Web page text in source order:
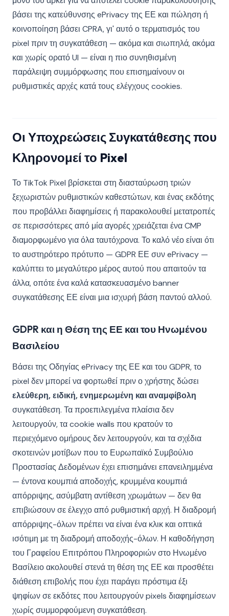
βάσει της κατεύθυνσης ePrivacy της ΕΕ και πώληση ή
κοινοποίηση βάσει CPRA, γι' αυτό ο τερματισμός του
pixel πριν τη συγκατάθεση — ακόμα και σιωπηλά, ακόμα
και χωρίς ορατό UI — είναι η πιο συνηθισμένη
παράλειψη συμμόρφωσης που επισημαίνουν οι
ρυθμιστικές αρχές κατά τους ελέγχους cookies.
Οι Υποχρεώσεις Συγκατάθεσης που
Κληρονομεί το Pixel
Το TikTok Pixel βρίσκεται στη διασταύρωση τριών
ξεχωριστών ρυθμιστικών καθεστώτων, και ένας εκδότης
που προβάλλει διαφημίσεις ή παρακολουθεί μετατροπές
σε περισσότερες από μία αγορές χρειάζεται ένα CMP
διαμορφωμένο για όλα ταυτόχρονα. Το καλό νέο είναι ότι
το αυστηρότερο πρότυπο — GDPR ΕΕ συν ePrivacy —
καλύπτει το μεγαλύτερο μέρος αυτού που απαιτούν τα
άλλα, οπότε ένα καλά κατασκευασμένο banner
συγκατάθεσης ΕΕ είναι μια ισχυρή βάση παντού αλλού.
GDPR και η Θέση της ΕΕ και του Ηνωμένου
Βασιλείου
Βάσει της Οδηγίας ePrivacy της ΕΕ και του GDPR, το
pixel δεν μπορεί να φορτωθεί πριν ο χρήστης δώσει
ελεύθερη, ειδική, ενημερωμένη και αναμφίβολη
συγκατάθεση. Τα προεπιλεγμένα πλαίσια δεν
λειτουργούν, τα cookie walls που κρατούν το
περιεχόμενο ομήρους δεν λειτουργούν, και τα σχέδια
σκοτεινών μοτίβων που το Ευρωπαϊκό Συμβούλιο
Προστασίας Δεδομένων έχει επισημάνει επανειλημμένα
— έντονα κουμπιά αποδοχής, κρυμμένα κουμπιά
απόρριψης, ασύμβατη αντίθεση χρωμάτων — δεν θα
επιβιώσουν σε έλεγχο από ρυθμιστική αρχή. Η διαδρομή
απόρριψης-όλων πρέπει να είναι ένα κλικ και οπτικά
ισότιμη με τη διαδρομή αποδοχής-όλων. Η καθοδήγηση
του Γραφείου Επιτρόπου Πληροφοριών στο Ηνωμένο
Βασίλειο ακολουθεί στενά τη θέση της ΕΕ και προσθέτει
διάθεση επιβολής που έχει παράγει πρόστιμα έξι
ψηφίων σε εκδότες που λειτουργούν pixels διαφημίσεων
χωρίς συμμορφούμενη συγκατάθεση.